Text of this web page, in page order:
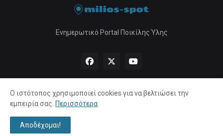
Ενημερωτικό Portal Ποικίλης Ύλης
Αρχική About Us Πολιτική Απορρήτου
Ο ιστότοπος χρησιμοποιεί cookies για να βελτιώσει την
εμπειρία σας. Περισσότερα
Αποδέχομαι!